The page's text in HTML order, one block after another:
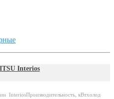
Interios
InteriosПроизводительность, кВтхолод